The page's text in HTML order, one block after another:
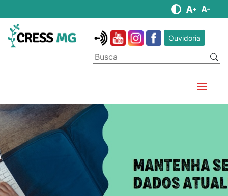
Ouvidoria